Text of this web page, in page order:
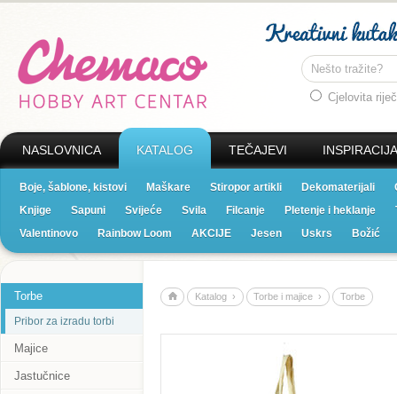
Cjelovita riječ
NASLOVNICA KATALOG TEČAJEVI INSPIRACIJA
Boje, šablone, kistovi Maškare Stiropor artikli Dekomaterijali
Knjige
Sapuni Svijeće Svila Filcanje Pletenje i heklanje
Valentinovo
Rainbow Loom AKCIJE Jesen Uskrs Božić
Torbe
Pribor za izradu torbi
Majice
Jastučnice
Katalog › Torbe i majice › Torbe